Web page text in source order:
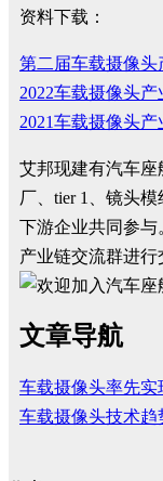
资料下载：
第二届车载摄像头
2022车载摄像头
2021车载摄像头
艾邦现建有汽车座
厂、tier 1、镜头
下游企业共同参与
产业链交流群进行
文章导航
车载摄像头率先
车载摄像头技术趋